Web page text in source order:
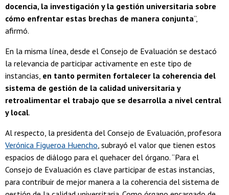
docencia, la investigación y la gestión universitaria sobre
cómo enfrentar estas brechas de manera conjunta”,
afirmó.
En la misma línea, desde el Consejo de Evaluación se destacó
la relevancia de participar activamente en este tipo de
instancias, en tanto permiten fortalecer la coherencia del
sistema de gestión de la calidad universitaria y
retroalimentar el trabajo que se desarrolla a nivel central
y local.
Al respecto, la presidenta del Consejo de Evaluación, profesora
Verónica Figueroa Huencho, subrayó el valor que tienen estos
espacios de diálogo para el quehacer del órgano. “Para el
Consejo de Evaluación es clave participar de estas instancias,
para contribuir de mejor manera a la coherencia del sistema de